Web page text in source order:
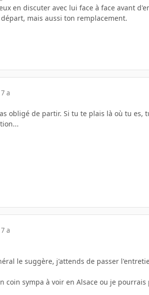
en discuter avec lui face à face avant
mais aussi ton remplacement.
a
obligé de partir. Si tu te plais là où tu
a
le suggère, j'attends de passer
coin sympa à voir en Alsace ou je pourrais